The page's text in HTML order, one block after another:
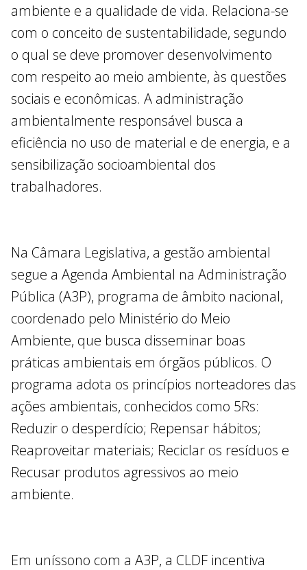
ambiente e a qualidade de vida. Relaciona-se
com o conceito de sustentabilidade, segundo
o qual se deve promover desenvolvimento
com respeito ao meio ambiente, às questões
sociais e econômicas. A administração
ambientalmente responsável busca a
eficiência no uso de material e de energia, e a
sensibilização socioambiental dos
trabalhadores.
Na Câmara Legislativa, a gestão ambiental
segue a Agenda Ambiental na Administração
Pública (A3P), programa de âmbito nacional,
coordenado pelo Ministério do Meio
Ambiente, que busca disseminar boas
práticas ambientais em órgãos públicos. O
programa adota os princípios norteadores das
ações ambientais, conhecidos como 5Rs:
Reduzir o desperdício; Repensar hábitos;
Reaproveitar materiais; Reciclar os resíduos e
Recusar produtos agressivos ao meio
ambiente.
Em uníssono com a A3P, a CLDF incentiva